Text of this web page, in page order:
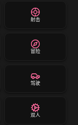
射击
冒险
驾驶
双人